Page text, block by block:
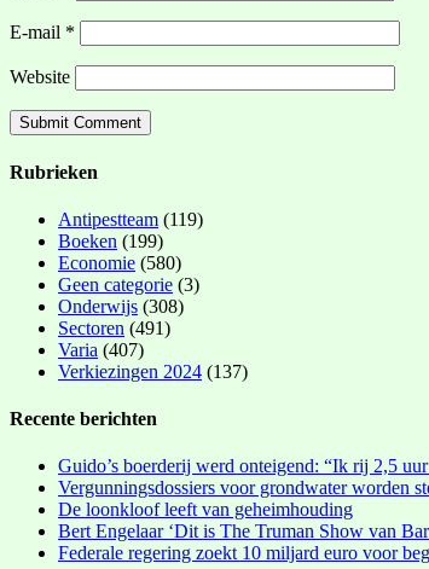
E-mail *
Website
Rubrieken
Antipestteam (119)
Boeken (199)
Economie (580)
Geen categorie (3)
Onderwijs (308)
Sectoren (491)
Varia (407)
Verkiezingen 2024 (137)
Recente berichten
Guido’s boerderij werd onteigend: “Ik rij 2,5
Vergunningsdossiers voor grondwater worden
De loonkloof leeft van geheimhouding
Bert Engelaar ‘Dit is The Truman Show van
Federale regering zoekt 10 miljard euro voor